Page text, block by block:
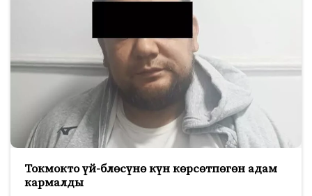
Токмокто үй-блөсүнө күн көрсөтпөгөн адам
кармалды